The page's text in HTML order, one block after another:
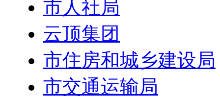
市人社局
云顶集团
市住房和城乡建设局
市交通运输局